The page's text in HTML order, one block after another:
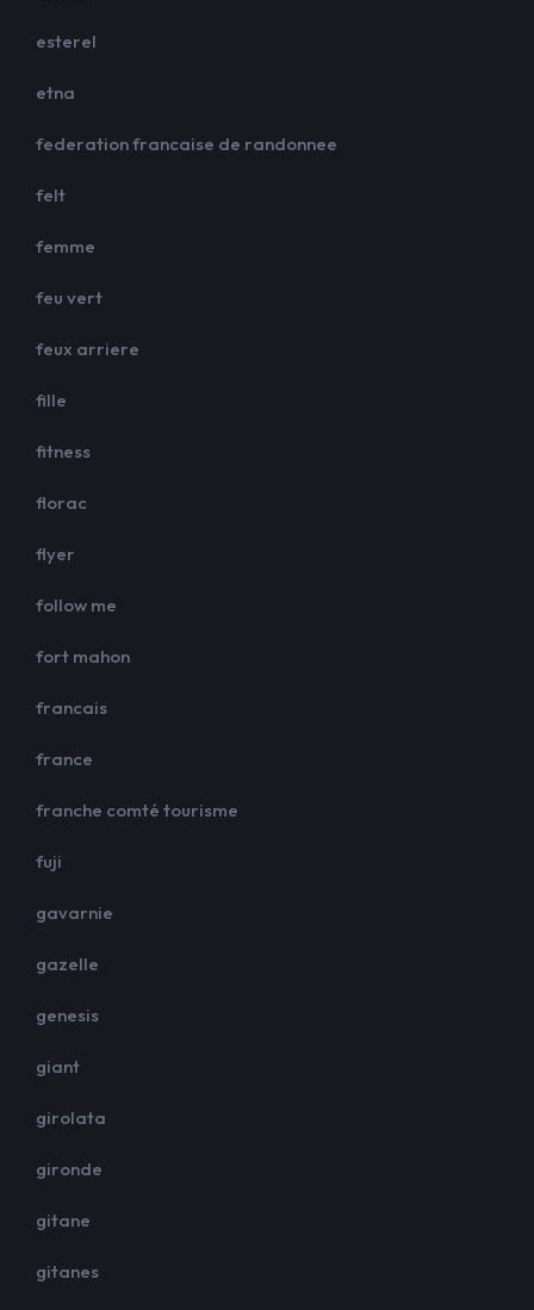
esterel
etna
federation francaise de randonnee
felt
femme
feu vert
feux arriere
fille
fitness
florac
flyer
follow me
fort mahon
francais
france
franche comté tourisme
fuji
gavarnie
gazelle
genesis
giant
girolata
gironde
gitane
gitanes